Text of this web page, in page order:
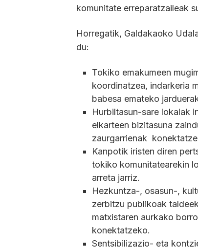
komunitate erreparatzaileak
Horregatik, Galdakaoko
du:
Tokiko emakumeen
koordinatzea, indarkeria
babesa emateko
Hurbiltasun-sare lokalak
elkarteen bizitasuna
zaurgarrienak
Kanpotik iristen diren
tokiko komunitatearekin
arreta jarriz.
Hezkuntza-, osasun-,
zerbitzu publikoak
matxistaren aurkako
konektatzeko.
Sentsibilizazio- eta